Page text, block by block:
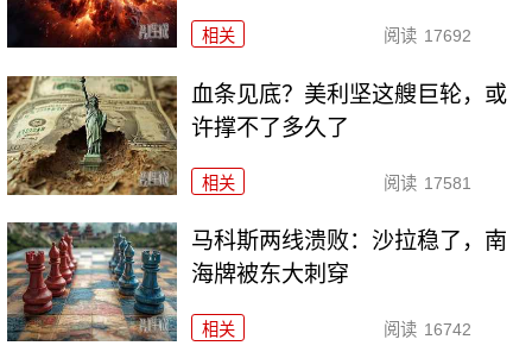
相关 阅读 17692
血条见底？美利坚这艘巨轮，或
许撑不了多久了
相关 阅读 17581
马科斯两线溃败：沙拉稳了，南
海牌被东大刺穿
相关 阅读 16742